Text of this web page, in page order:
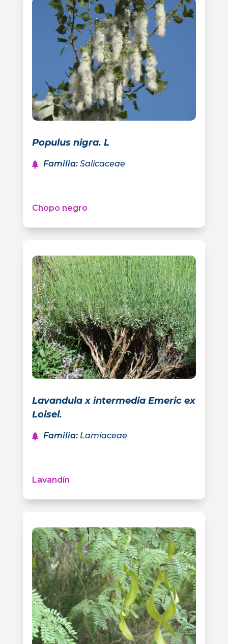
Populus nigra. L
Familia: Salicaceae
Chopo negro
Lavandula x intermedia Emeric ex
Loisel.
Familia: Lamiaceae
Lavandín